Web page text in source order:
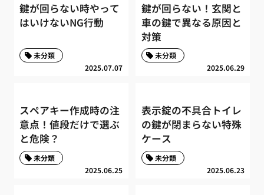
鍵が回らない時やって
はいけないNG行動
2025.07.07
未分類
鍵が回らない！玄関と
車の鍵で異なる原因と
対策
2025.06.29
未分類
スペアキー作成時の注
意点！値段だけで選ぶ
と危険？
2025.06.25
未分類
表示錠の不具合トイレ
の鍵が閉まらない特殊
ケース
2025.06.23
未分類